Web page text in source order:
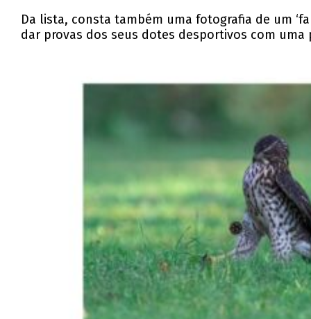
Da lista, consta também uma fotografia de um
dar provas dos seus dotes desportivos com uma